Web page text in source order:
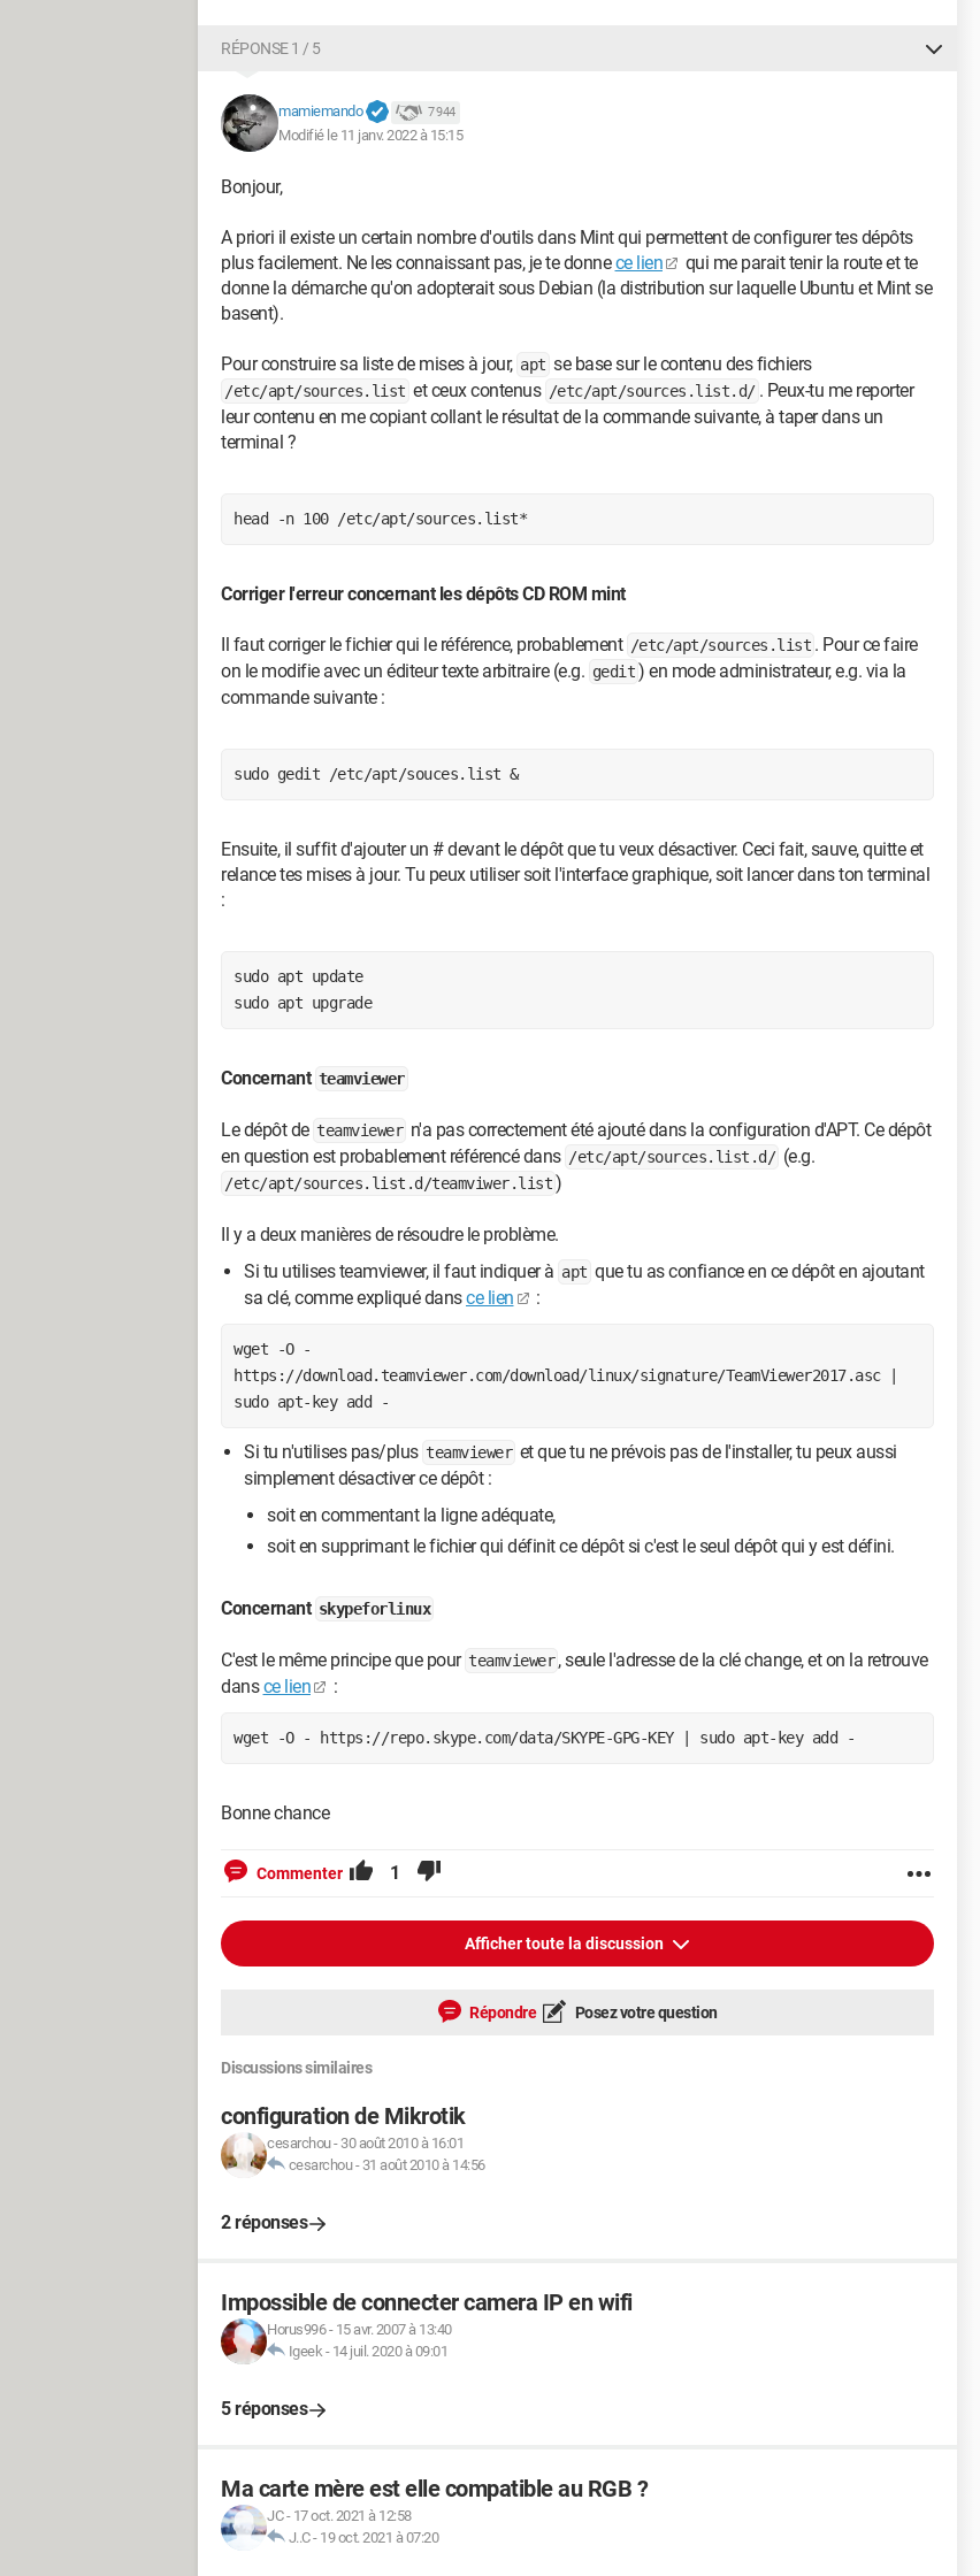
RÉPONSE 1 / 5
mamiemando 7 944
Modifié le 11 janv. 2022 à 15:15
Bonjour,
A priori il existe un certain nombre d'outils dans Mint qui permettent de configurer tes dépôts
plus facilement. Ne les connaissant pas, je te donnece lien
qui me parait tenir la route et te
donne la démarche qu'on adopterait sous Debian (la distribution sur laquelle Ubuntu et Mint se
basent).
Pour construire sa liste de mises à jour, apt se base sur le contenu des fichiers
/etc/apt/sources.list et ceux contenus /etc/apt/sources.list.d/ . Peux-tu me reporter
leur contenu en me copiant collant le résultat de la commande suivante, à taper dans un
terminal ?
head -n 100 /etc/apt/sources.list*
Corriger l'erreur concernant les dépôts CD ROM mint
Il faut corriger le fichier qui le référence, probablement /etc/apt/sources.list . Pour ce faire
on le modifie avec un éditeur texte arbitraire (e.g. gedit) en mode administrateur, e.g. via la
commande suivante :
sudo gedit /etc/apt/souces.list &
Ensuite, il suffit d'ajouter un # devant le dépôt que tu veux désactiver. Ceci fait, sauve, quitte et
relance tes mises à jour. Tu peux utiliser soit l'interface graphique, soit lancer dans ton terminal
:
sudo apt update
sudo apt upgrade
Concernant teamviewer
Le dépôt de teamviewer n'a pas correctement été ajouté dans la configuration d'APT. Ce dépôt
en question est probablement référencé dans /etc/apt/sources.list.d/ (e.g.
/etc/apt/sources.list.d/teamviwer.list)
Il y a deux manières de résoudre le problème.
Si tu utilises teamviewer, il faut indiquer à apt que tu as confiance en ce dépôt en ajoutant
sa clé, comme expliqué dansce lien :
wget -O -
https://download.teamviewer.com/download/linux/signature/TeamViewer2017.asc |
sudo apt-key add -
Si tu n'utilises pas/plus teamviewer et que tu ne prévois pas de l'installer, tu peux aussi
simplement désactiver ce dépôt :
soit en commentant la ligne adéquate,
soit en supprimant le fichier qui définit ce dépôt si c'est le seul dépôt qui y est défini.
Concernant skypeforlinux
C'est le même principe que pour teamviewer , seule l'adresse de la clé change, et on la retrouve
dansce lien :
wget -O - https://repo.skype.com/data/SKYPE-GPG-KEY | sudo apt-key add -
Bonne chance
Commenter 1
Afficher toute la discussion
Répondre Posez votre question
Discussions similaires
configuration de Mikrotik
cesarchou- 30 août 2010 à 16:01
cesarchou- 31 août 2010 à 14:56
2 réponses
Impossible de connecter camera IP en wifi
Horus996- 15 avr. 2007 à 13:40
Igeek- 14 juil. 2020 à 09:01
5 réponses
Ma carte mère est elle compatible au RGB ?
JC- 17 oct. 2021 à 12:58
J..C- 19 oct. 2021 à 07:20